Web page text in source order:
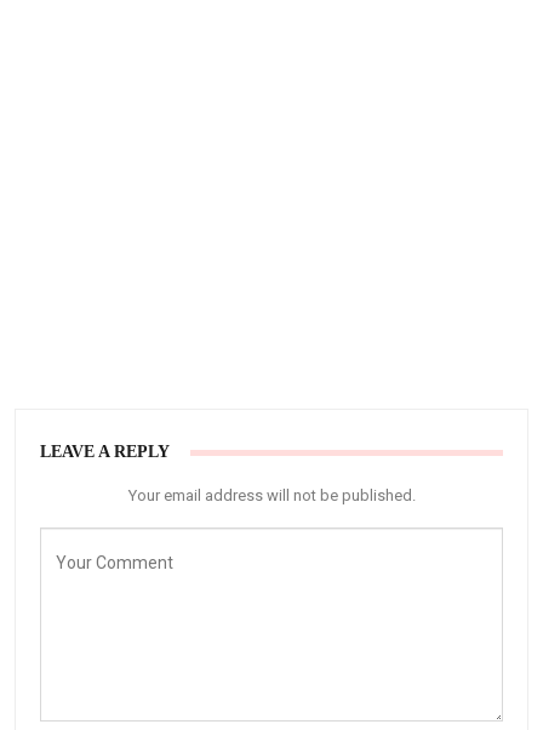
LEAVE A REPLY
Your email address will not be published.